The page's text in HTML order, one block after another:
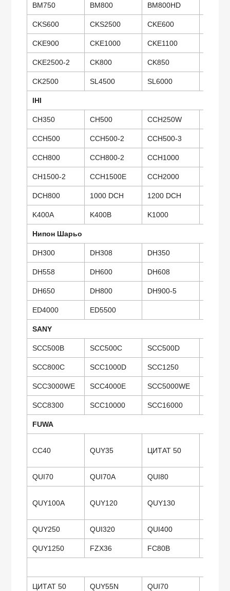
BM750 BM800 BM800HD
CKS600 CKS2500 CKE600
CKE900 CKE1000 CKE1100
CKE2500-2 CK800 CK850
CK2500 SL4500 SL6000
IHI
CH350 CH500 CCH250W
CCH500 CCH500-2 CCH500-3
CCH800 CCH800-2 CCH1000
CH1500-2 CCH1500E CCH2000
DCH800 1000 DCH 1200 DCH
K400A K400B K1000
Нипон Шарьо
DH300 DH308 DH350
DH558 DH600 DH608
DH650 DH800 DH900-5
ED4000 ED5500
SANY
SCC500B SCC500C SCC500D
SCC800C SCC1000D SCC1250
SCC3000WE SCC4000E SCC5000WE
SCC8300 SCC10000 SCC16000
FUWA
CC40 QUY35 ЦИТАТ 50
QUI70 QUI70A QUI80
QUY100A QUY120 QUY130
QUY250 QUI320 QUI400
QUY1250 FZX36 FC80B
ЦИТАТ 50 QUY55N QUI70